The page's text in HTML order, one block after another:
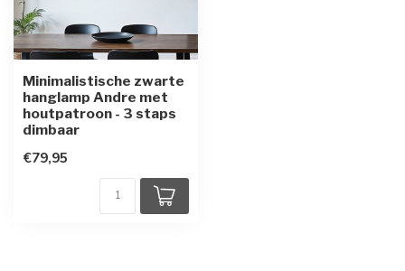
Minimalistische zwarte
hanglamp Andre met
houtpatroon - 3 staps
dimbaar
€79,95